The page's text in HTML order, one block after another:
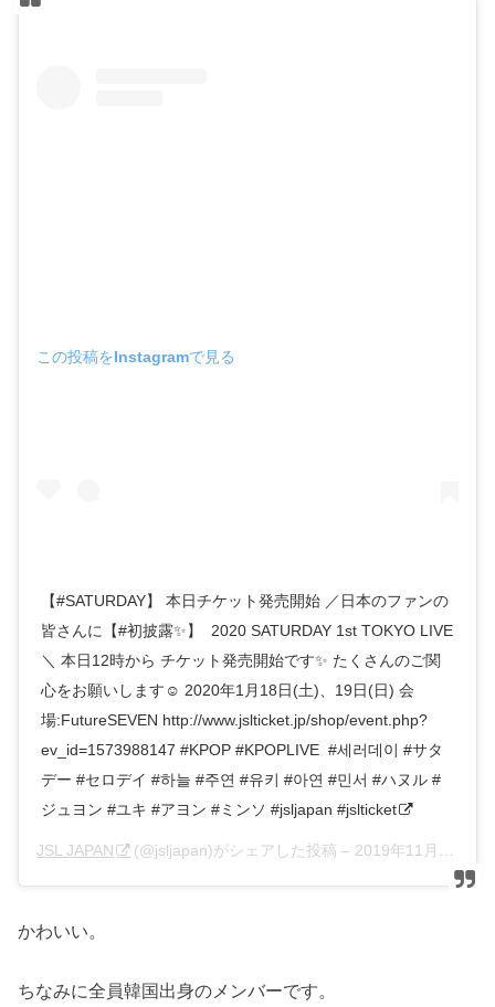
この投稿をInstagramで見る
【#SATURDAY】 ‪本日チケット発売開始 ‪／‬日本のファンの
皆さんに【#初披露✨】 ‬ ‪2020 SATURDAY 1st TOKYO LIVE‬
‪＼‬ ‪本日12時から‬ ‪チケット発売開始です✨‬ ‪たくさんのご関
心をお願いします☺️‬ ‪2020年1月18日(土)、19日(日)‬ ‪会
場:FutureSEVEN‬ ‪http://www.jslticket.jp/shop/event.php?
ev_id=1573988147‬ ‪#KPOP #KPOPLIVE ‬ #세러데이 #サタ
デー #セロデイ #하늘 #주연 #유키 #아연 #민서 #ハヌル #
ジュヨン #ユキ #アヨン #ミンソ #jsljapan #jslticket
JSL JAPAN (@jsljapan)がシェアした投稿 – 2019年11月月24日午後7時13分PST
かわいい。
ちなみに全員韓国出身のメンバーです。